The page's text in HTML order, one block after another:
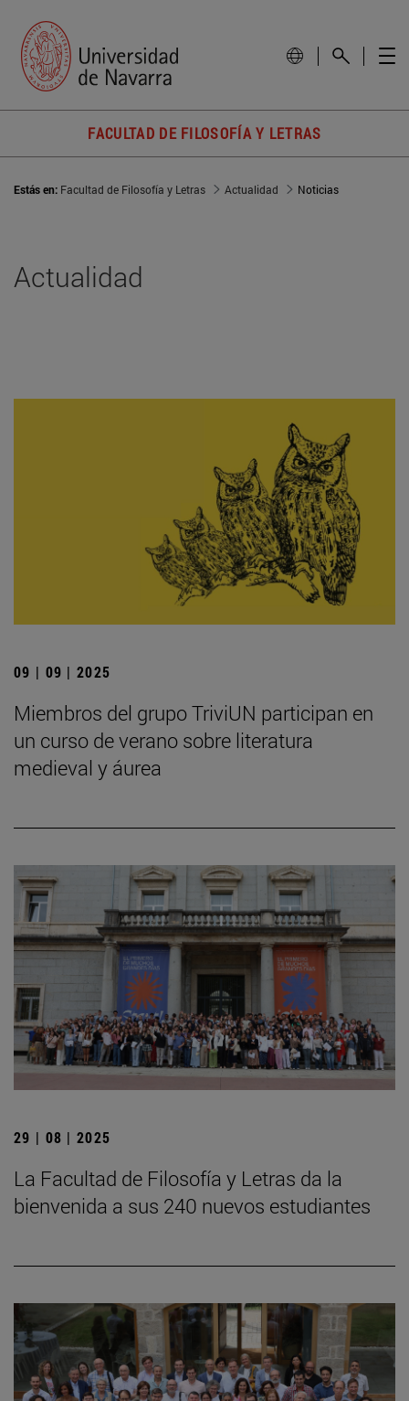
FACULTAD DE FILOSOFÍA Y LETRAS
Estás en: Facultad de Filosofía y Letras Actualidad Noticias
Actualidad
09 | 09 | 2025
Miembros del grupo TriviUN participan en
un curso de verano sobre literatura
medieval y áurea
29 | 08 | 2025
La Facultad de Filosofía y Letras da la
bienvenida a sus 240 nuevos estudiantes